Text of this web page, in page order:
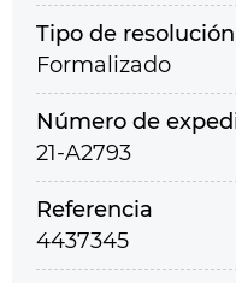
Tipo de resolución
Formalizado
Número de
21-A2793
Referencia
4437345